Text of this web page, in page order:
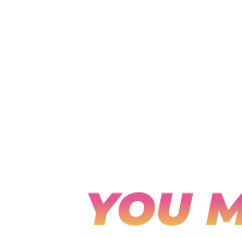
YOU